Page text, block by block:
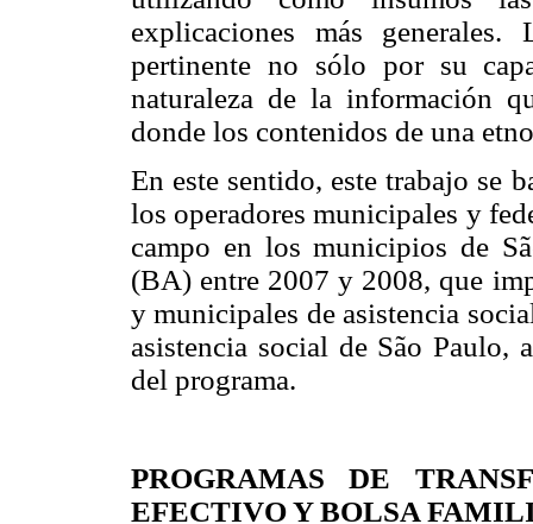
explicaciones más generales.
pertinente no sólo por su
naturaleza de la información
donde los contenidos de una
En este sentido, este trabajo se
los operadores municipales y
campo en los municipios de
(BA) entre 2007 y 2008, que
y municipales de asistencia
asistencia social de São Paulo,
del programa.
PROGRAMAS DE
EFECTIVO Y BOLSA